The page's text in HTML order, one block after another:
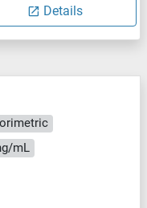
Details
mL